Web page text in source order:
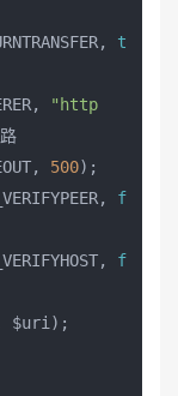
t
"http
500);
f
f
$uri);